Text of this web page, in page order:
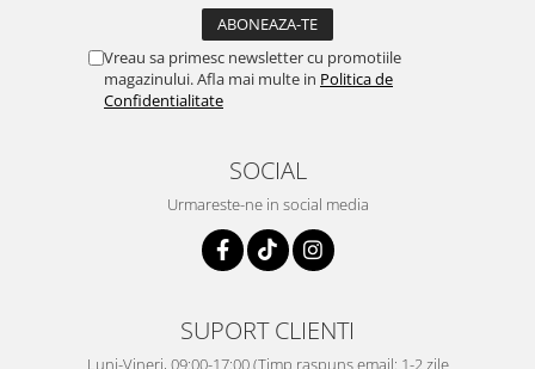
Vreau sa primesc newsletter cu promotiile
magazinului. Afla mai multe in Politica de
Confidentialitate
SOCIAL
Urmareste-ne in social media
SUPORT CLIENTI
Luni-Vineri, 09:00-17:00 (Timp raspuns email: 1-2 zile